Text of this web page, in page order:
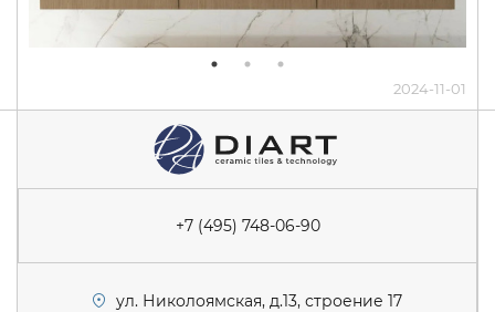
2024-11-01
+7 (495) 748-06-90
ул. Николоямская, д.13, строение 17